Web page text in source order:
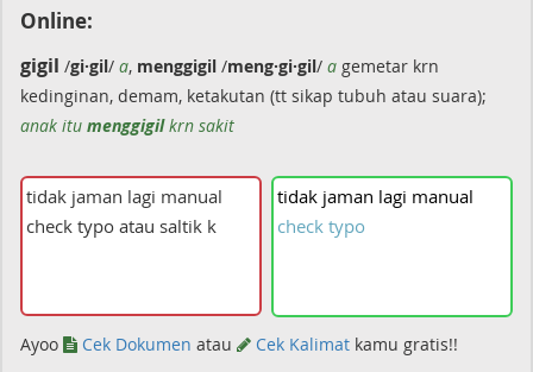
Online:
gigil /gi·gil/ a, menggigil /meng·gi·gil/ a gemetar krn
kedinginan, demam, ketakutan (tt sikap tubuh atau suara);
anak itu menggigilkrn sakit
tidak jaman lagi manual
check typo
Ayoo Cek Dokumen atau Cek Kalimat kamu gratis!!